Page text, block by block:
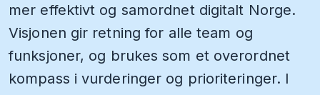
mer effektivt og samordnet digitalt Norge.
Visjonen gir retning for alle team og
funksjoner, og brukes som et overordnet
kompass i vurderinger og prioriteringer. I